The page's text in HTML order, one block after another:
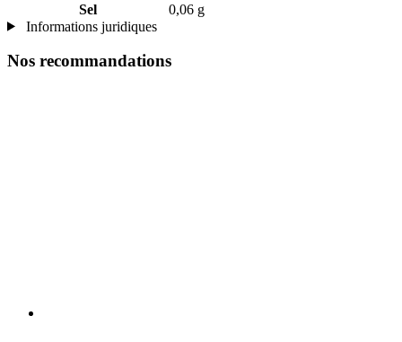
Sel
0,06 g
Informations juridiques
Nos recommandations